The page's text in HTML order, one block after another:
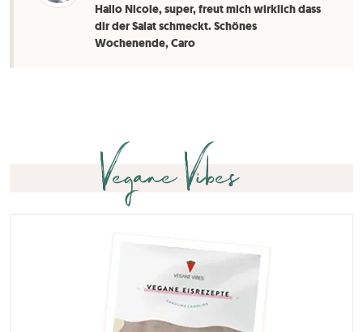
Hallo Nicole, super, freut mich wirklich dass
dir der Salat schmeckt. Schönes
Wochenende, Caro
Vegane Vibes